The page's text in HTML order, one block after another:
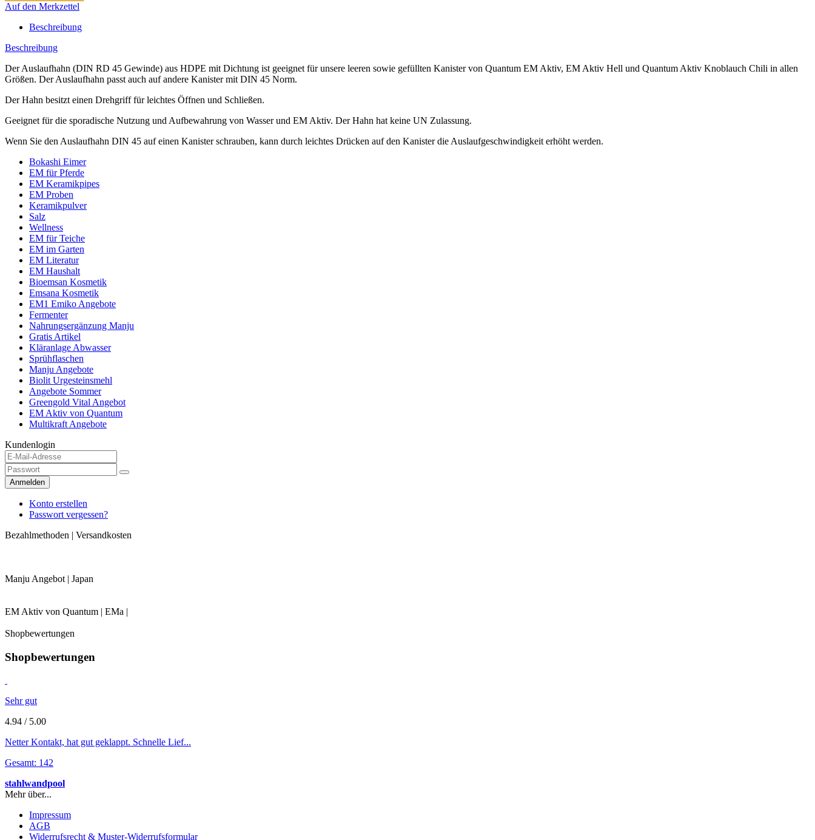
Auf den Merkzettel
Beschreibung
Beschreibung
Der Auslaufhahn (DIN RD 45 Gewinde) aus HDPE mit Dichtung ist geeignet für unsere leeren sowie gefüllten Kanister von Quantum EM Aktiv, EM Aktiv Hell und Quantum Aktiv Knoblauch Chili in allen
Größen. Der Auslaufhahn passt auch auf andere Kanister mit DIN 45 Norm.
Der Hahn besitzt einen Drehgriff für leichtes Öffnen und Schließen.
Geeignet für die sporadische Nutzung und Aufbewahrung von Wasser und EM Aktiv. Der Hahn hat keine UN Zulassung.
Wenn Sie den Auslaufhahn DIN 45 auf einen Kanister schrauben, kann durch leichtes Drücken auf den Kanister die Auslaufgeschwindigkeit erhöht werden.
Bokashi Eimer
EM für Pferde
EM Keramikpipes
EM Proben
Keramikpulver
Salz
Wellness
EM für Teiche
EM im Garten
EM Literatur
EM Haushalt
Bioemsan Kosmetik
Emsana Kosmetik
EM1 Emiko Angebote
Fermenter
Nahrungsergänzung Manju
Gratis Artikel
Kläranlage Abwasser
Sprühflaschen
Manju Angebote
Biolit Urgesteinsmehl
Angebote Sommer
Greengold Vital Angebot
EM Aktiv von Quantum
Multikraft Angebote
Kundenlogin
Anmelden
Konto erstellen
Passwort vergessen?
Bezahlmethoden | Versandkosten
Manju Angebot | Japan
EM Aktiv von Quantum | EMa |
Shopbewertungen
Shopbewertungen
Sehr gut
4.94 / 5.00
Netter Kontakt, hat gut geklappt. Schnelle Lief...
Gesamt: 142
stahlwandpool
Mehr über...
Impressum
AGB
Widerrufsrecht & Muster-Widerrufsformular